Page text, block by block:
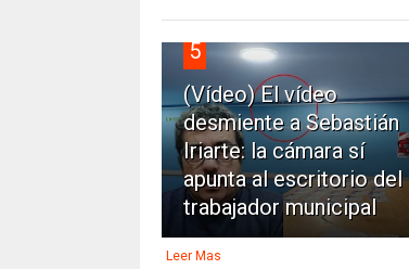
5
(Vídeo) El vídeo
desmiente a Sebastián
Iriarte: la cámara sí
apunta al escritorio del
trabajador municipal
Leer Mas